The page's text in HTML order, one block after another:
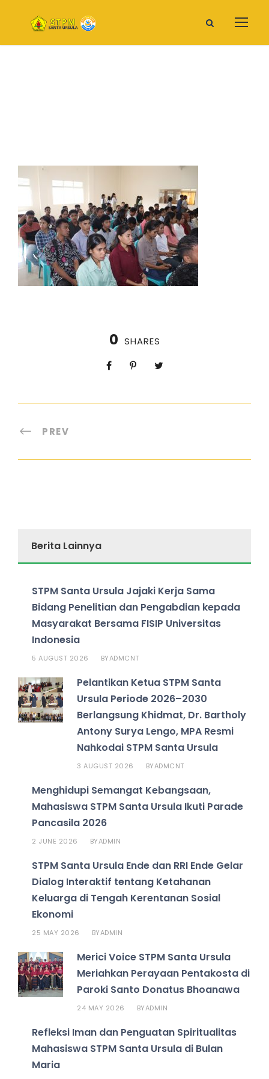
0 SHARES
PREV
Berita Lainnya
STPM Santa Ursula Jajaki Kerja Sama
Bidang Penelitian dan Pengabdian kepada
Masyarakat Bersama FISIP Universitas
Indonesia
5 AUGUST 2026 BYADMCNT
Pelantikan Ketua STPM Santa
Ursula Periode 2026–2030
Berlangsung Khidmat, Dr. Bartholy
Antony Surya Lengo, MPA Resmi
Nahkodai STPM Santa Ursula
3 AUGUST 2026 BYADMCNT
Menghidupi Semangat Kebangsaan,
Mahasiswa STPM Santa Ursula Ikuti Parade
Pancasila 2026
2 JUNE 2026 BYADMIN
STPM Santa Ursula Ende dan RRI Ende Gelar
Dialog Interaktif tentang Ketahanan
Keluarga di Tengah Kerentanan Sosial
Ekonomi
25 MAY 2026 BYADMIN
Merici Voice STPM Santa Ursula
Meriahkan Perayaan Pentakosta di
Paroki Santo Donatus Bhoanawa
24 MAY 2026 BYADMIN
Refleksi Iman dan Penguatan Spiritualitas
Mahasiswa STPM Santa Ursula di Bulan
Maria